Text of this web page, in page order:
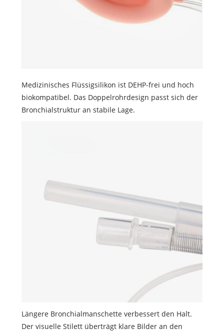
Medizinisches Flüssigsilikon ist DEHP-frei und hoch
biokompatibel. Das Doppelrohrdesign passt sich der
Bronchialstruktur an stabile Lage.
Längere Bronchialmanschette verbessert den Halt.
Der visuelle Stilett überträgt klare Bilder an den